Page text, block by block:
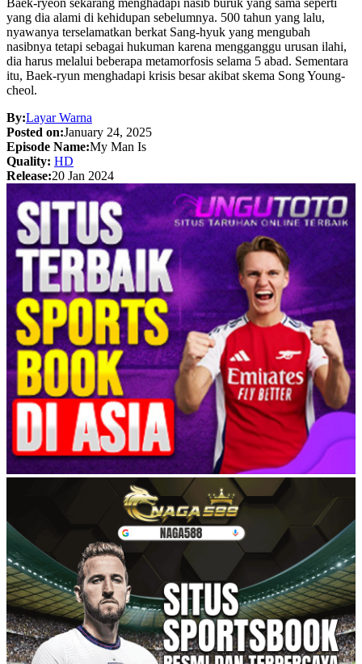
yang dia alami di kehidupan sebelumnya. 500 tahun yang lalu,
nyawanya terselamatkan berkat Sang-hyuk yang mengubah
nasibnya tetapi sebagai hukuman karena mengganggu urusan ilahi,
dia harus melalui beberapa metamorfosis selama 5 abad. Sementara
itu, Baek-ryun menghadapi krisis besar akibat skema Song Young-
cheol.
By:Layar Warna
Posted on:January 24, 2025
Episode Name:My Man Is
Quality: HD
Release:20 Jan 2024